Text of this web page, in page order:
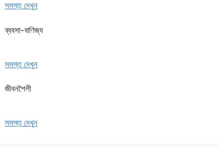
সমস্ত দেখুন
ব্যবসা-বাণিজ্য
সমস্ত দেখুন
জীবনশৈলী
সমস্ত দেখুন